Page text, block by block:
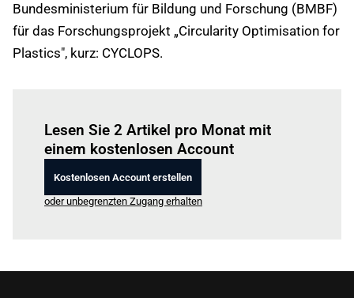
Bundesministerium für Bildung und Forschung (BMBF)
für das Forschungsprojekt „Circularity Optimisation for
Plastics", kurz: CYCLOPS.
Lesen Sie 2 Artikel pro Monat mit
einem kostenlosen Account
Kostenlosen Account erstellen
oder unbegrenzten Zugang erhalten